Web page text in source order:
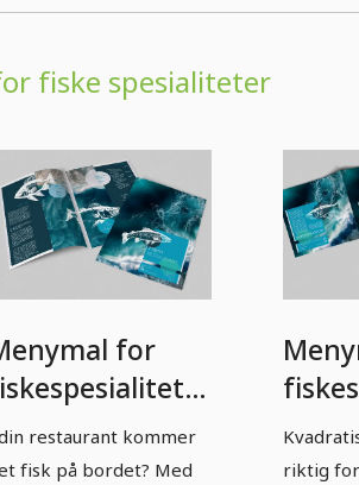
fiske spesialiteter
for
stående
restaurant kommer
fisk på bordet? Med
-
riktig